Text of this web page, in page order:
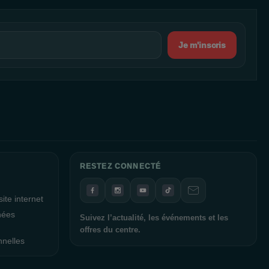
Je m'inscris
internet
RESTEZ CONNECTÉ
Suivez l’actualité, les événements et les
offres du centre.